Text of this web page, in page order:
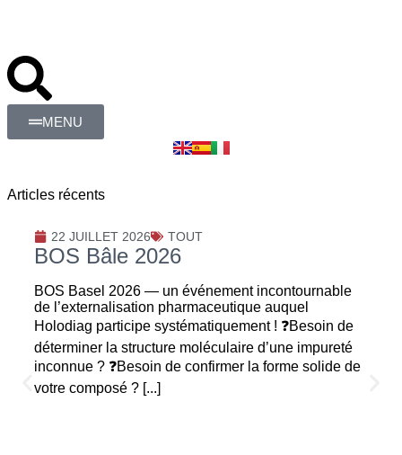
MENU
Articles récents
22 JUILLET 2026 TOUT
BOS Bâle 2026
BOS Basel 2026 — un événement incontournable
de l’externalisation pharmaceutique auquel
Holodiag participe systématiquement ! ❓Besoin de
déterminer la structure moléculaire d’une impureté
inconnue ? ❓Besoin de confirmer la forme solide de
votre composé ? [...]